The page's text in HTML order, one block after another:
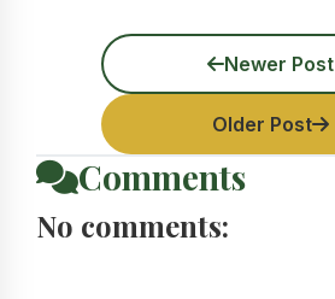
Newer Post
Older Post
Comments
No comments: